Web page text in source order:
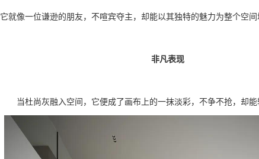
它就像一位谦逊的朋友，不喧宾夺主，却能以其独特的魅力为整个空间
非凡表现
当杜尚灰融入空间，它便成了画布上的一抹淡彩，不争不抢，却能